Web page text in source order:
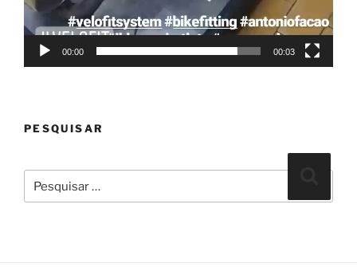
00:00 00:03
PESQUISAR
Pesquisar
por: